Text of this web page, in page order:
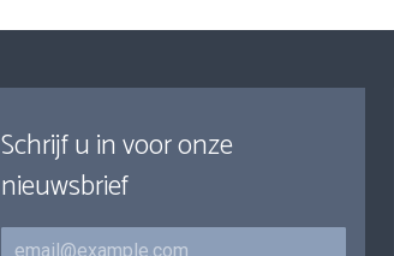
Schrijf u in voor onze
nieuwsbrief
E-mail